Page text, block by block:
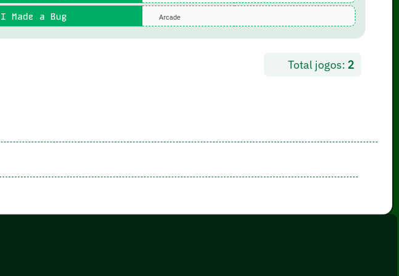
I Made a Bug Arcade
Total jogos: 2